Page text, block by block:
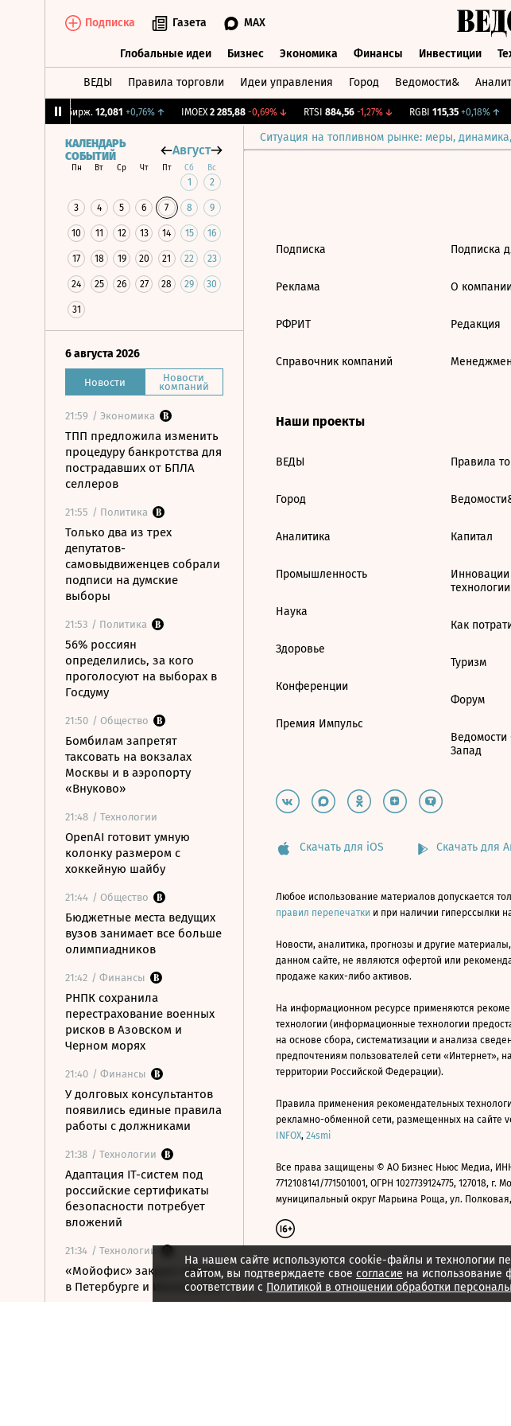
Подписка Газета MAX
Глобальные идеи Бизнес Экономика Финансы Инвестиции
ВЕДЫ Правила торговли Идеи управления Город Ведомости&
CNY Бирж. 12,081 +0,76%↑ IMOEX 2 285,88 -0,69%↓ RTSI 884,56 -1,27%↓ RGBI 115,35 +0,18%↑
Ситуация на топливном рынке: меры,
КАЛЕНДАРЬ
СОБЫТИЙ
Август
Пн Вт Ср Чт Пт Сб Вс
1 2
3 4 5 6 7 8 9
10 11 12 13 14 15 16
17 18 19 20 21 22 23
24 25 26 27 28 29 30
31
6 августа 2026
Новости Новости
компаний
21:59 / Экономика
ТПП предложила изменить
процедуру банкротства для
пострадавших от БПЛА
селлеров
21:55 / Политика
Только два из трех
депутатов-
самовыдвиженцев собрали
подписи на думские
выборы
21:53 / Политика
56% россиян
определились, за кого
проголосуют на выборах в
Госдуму
21:50 / Общество
Бомбилам запретят
таксовать на вокзалах
Москвы и в аэропорту
«Внуково»
21:48 / Технологии
OpenAI готовит умную
колонку размером с
хоккейную шайбу
21:44 / Общество
Бюджетные места ведущих
вузов занимает все больше
олимпиадников
21:42 / Финансы
РНПК сохранила
перестрахование военных
рисков в Азовском и
Черном морях
21:40 / Финансы
У долговых консультантов
появились единые правила
работы с должниками
21:38 / Технологии
Адаптация IT-систем под
российские сертификаты
безопасности потребует
вложений
21:34 / Технологии
«Мойофис» закрыл офисы
в Петербурге и Иннополисе
На нашем сайте используются cookie-файлы и технологии
сайтом, вы подтверждаете свое согласие на использование
соответствии с Политикой в отношении обработки
Подписка
Реклама
РФРИТ
Справочник компаний
Подписка
О компании
Редакция
Наши проекты
ВЕДЫ
Город
Аналитика
Промышленность
Наука
Здоровье
Конференции
Премия Импульс
Правила
Капитал
Инновации
технологии
Как
Туризм
Форум
Ведомости
Запад
Скачать для iOS Скачать для
Любое использование материалов допускается
правил перепечатки и при наличии гиперссылки
Новости, аналитика, прогнозы и другие
данном сайте, не являются офертой или
продаже каких-либо активов.
На информационном ресурсе применяются
технологии (информационные технологии
на основе сбора, систематизации и анализа
предпочтениям пользователей сети «Интернет»,
территории Российской Федерации).
Правила применения рекомендательных
рекламно-обменной сети, размещенных на сайте
INFOX, 24smi
Все права защищены © АО Бизнес Ньюс Медиа,
7712108141/771501001, ОГРН 1027739124775, 127018, г.
муниципальный округ Марьина Роща, ул. Полковая,